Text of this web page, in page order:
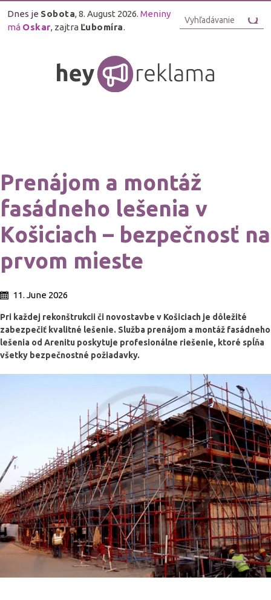
Dnes je Sobota, 8. August 2026. Meniny
má Oskar, zajtra Ľubomíra.
Prenájom a montáž
fasádneho lešenia v
Košiciach – bezpečnosť na
prvom mieste
11. June 2026
Pri každej rekonštrukcii či novostavbe v Košiciach je dôležité
zabezpečiť kvalitné lešenie. Služba prenájom a montáž fasádneho
lešenia od Arenitu poskytuje profesionálne riešenie, ktoré spĺňa
všetky bezpečnostné požiadavky.